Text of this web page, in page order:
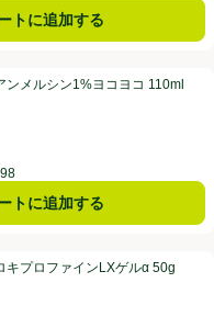
トに追加する
コ 110ml
ンメルシン1%ヨコヨコ 110ml
トに追加する
ルα 50g
キプロファインLXゲルα 50g